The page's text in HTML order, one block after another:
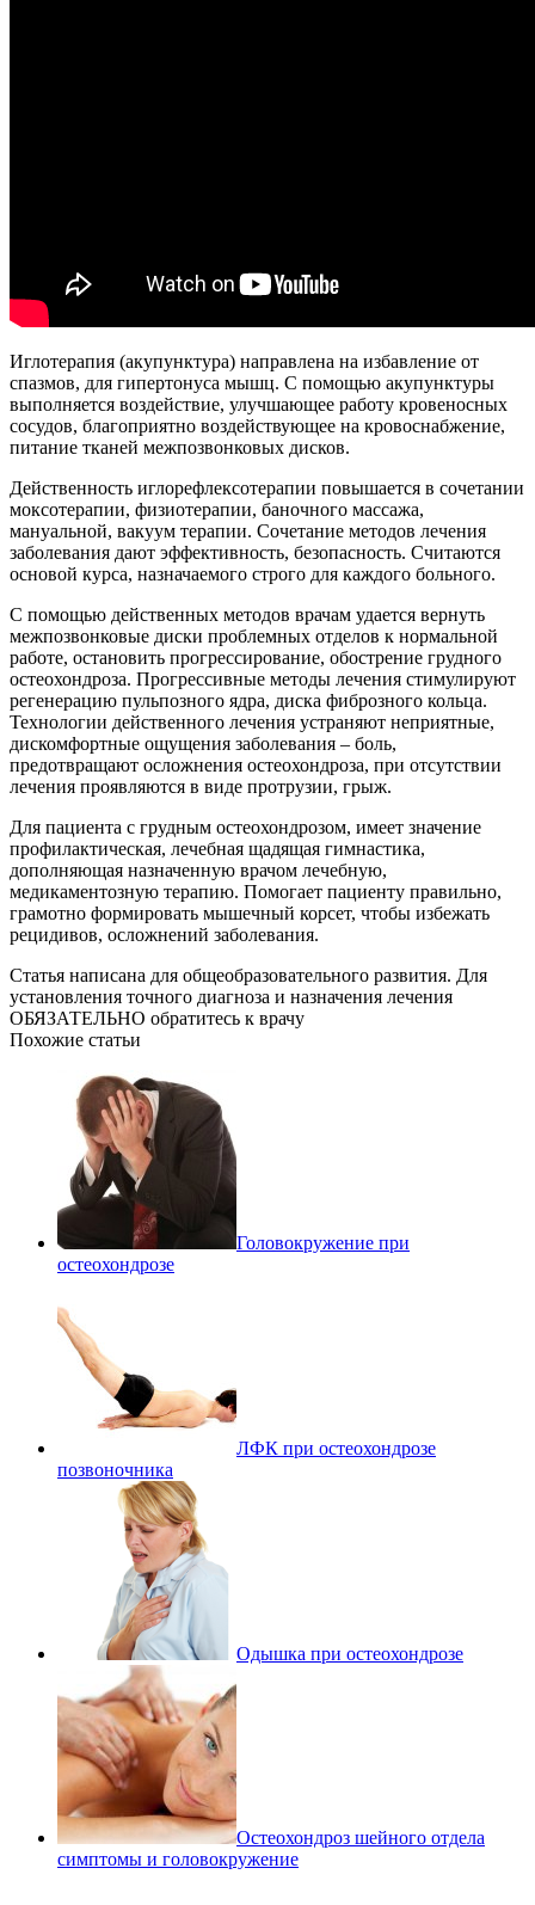
Иглотерапия (акупунктура) направлена на избавление от
спазмов, для гипертонуса мышц. С помощью акупунктуры
выполняется воздействие, улучшающее работу кровеносных
сосудов, благоприятно воздействующее на кровоснабжение,
питание тканей межпозвонковых дисков.
Действенность иглорефлексотерапии повышается в сочетании
моксотерапии, физиотерапии, баночного массажа,
мануальной, вакуум терапии. Сочетание методов лечения
заболевания дают эффективность, безопасность. Считаются
основой курса, назначаемого строго для каждого больного.
С помощью действенных методов врачам удается вернуть
межпозвонковые диски проблемных отделов к нормальной
работе, остановить прогрессирование, обострение грудного
остеохондроза. Прогрессивные методы лечения стимулируют
регенерацию пульпозного ядра, диска фиброзного кольца.
Технологии действенного лечения устраняют неприятные,
дискомфортные ощущения заболевания – боль,
предотвращают осложнения остеохондроза, при отсутствии
лечения проявляются в виде протрузии, грыж.
Для пациента с грудным остеохондрозом, имеет значение
профилактическая, лечебная щадящая гимнастика,
дополняющая назначенную врачом лечебную,
медикаментозную терапию. Помогает пациенту правильно,
грамотно формировать мышечный корсет, чтобы избежать
рецидивов, осложнений заболевания.
Статья написана для общеобразовательного развития. Для
установления точного диагноза и назначения лечения
ОБЯЗАТЕЛЬНО обратитесь к врачу
Похожие статьи
Головокружение при
остеохондрозе
ЛФК при остеохондрозе
позвоночника
Одышка при остеохондрозе
Остеохондроз шейного отдела
симптомы и головокружение